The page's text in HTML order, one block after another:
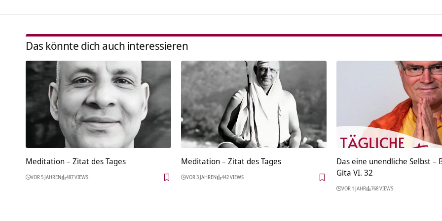
Das könnte dich auch interessieren
Meditation – Zitat des Tages
VOR 5 JAHREN 487 VIEWS
Meditation – Zitat des Tages
VOR 3 JAHREN 442 VIEWS
Das eine unendliche Selbst –
Gita VI. 32
VOR 1 JAHR 768 VIEWS